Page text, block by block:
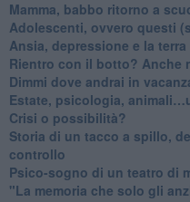
​Mamma, babbo ritorno a
Adolescenti, ovvero questi
Ansia, depressione e la terra
​Rientro con il botto? Anche
Dimmi dove andrai in
​Estate, psicologia,
​Crisi o possibilità?
​Storia di un tacco a spillo,
controllo
​Psico-sogno di un teatro di
"La memoria che solo gli